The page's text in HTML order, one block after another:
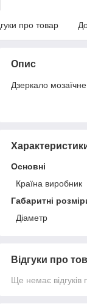
про товар
Опис
Дзеркало
Основні
Країна виробник
Габаритні
Діаметр
Відгуки про
Ще немає відгуків